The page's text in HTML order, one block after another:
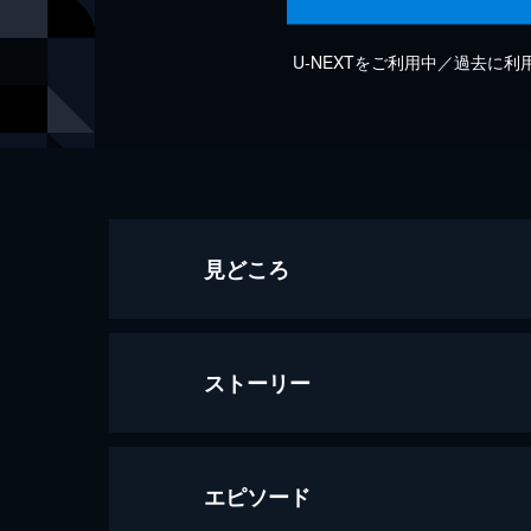
U-NEXTをご利用中／過去に利
見どころ
ストーリー
エピソード